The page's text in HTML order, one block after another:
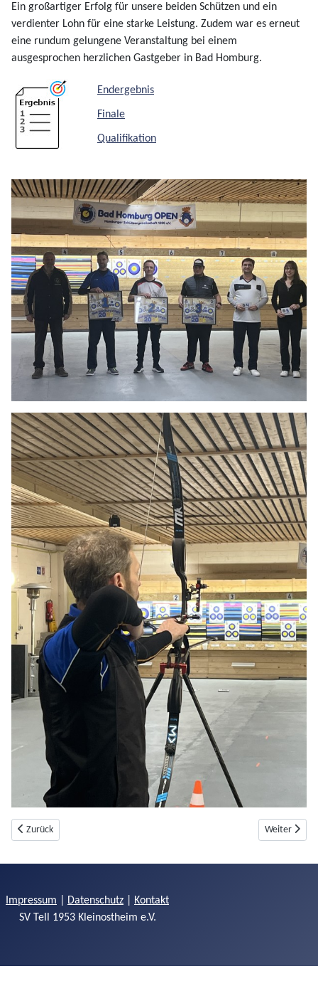
Ein großartiger Erfolg für unsere beiden Schützen und ein
verdienter Lohn für eine starke Leistung. Zudem war es erneut
eine rundum gelungene Veranstaltung bei einem
ausgesprochen herzlichen Gastgeber in Bad Homburg.
Endergebnis
Finale
Qualifikation
Vorheriger Beitrag: 48. Feldbogen Osterturnier 2026 in Dahn
Zurück Nächster
Weiter
Impressum Datenschutz
Kontakt
SV Tell 1953 Kleinostheim e.V.